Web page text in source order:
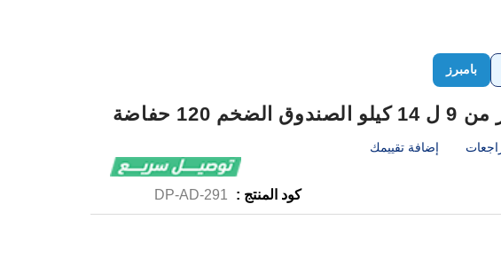
بامبرز
إضافة تقييمك
كود المنتج : DP-AD-291